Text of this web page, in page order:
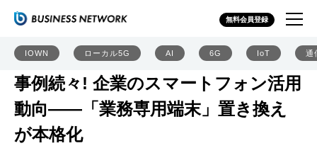
無料会員登録
IOWN ローカル5G AI 6G IoT 通
事例続々! 企業のスマートフォン活用
動向――「業務専用端末」置き換え
が本格化